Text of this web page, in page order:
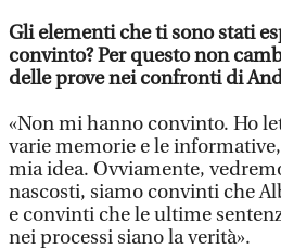
Gli elementi che ti sono stati
convinto? Per questo non
delle prove nei confronti di
«Non mi hanno convinto. Ho
varie memorie e le
mia idea. Ovviamente,
nascosti, siamo convinti che
e convinti che le ultime
nei processi siano la verità».